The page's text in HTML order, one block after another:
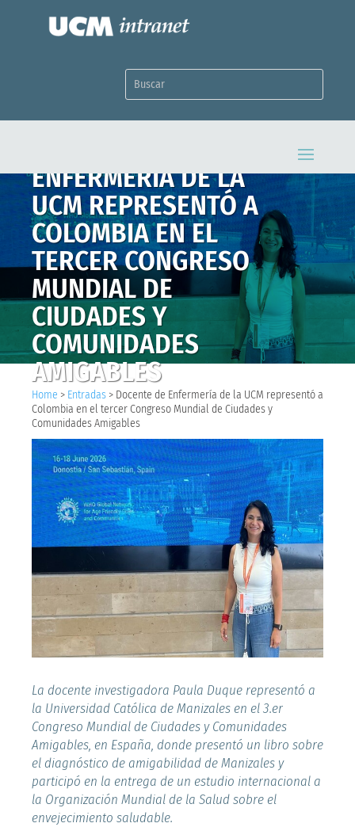
ENFERMERÍA DE LA
UCM REPRESENTÓ A
COLOMBIA EN EL
TERCER CONGRESO
MUNDIAL DE
CIUDADES Y
COMUNIDADES
AMIGABLES
Home > Entradas > Docente de Enfermería de la UCM representó a
Colombia en el tercer Congreso Mundial de Ciudades y
Comunidades Amigables
La docente investigadora Paula Duque representó a
la Universidad Católica de Manizales en el 3.er
Congreso Mundial de Ciudades y Comunidades
Amigables, en España, donde presentó un libro sobre
el diagnóstico de amigabilidad de Manizales y
participó en la entrega de un estudio internacional a
la Organización Mundial de la Salud sobre el
envejecimiento saludable.